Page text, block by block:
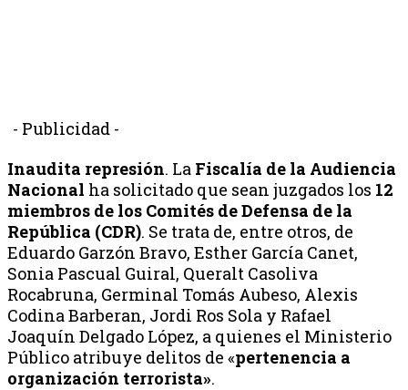
- Publicidad -
Inaudita represión. La Fiscalía de la Audiencia
Nacional ha solicitado que sean juzgados los 12
miembros de los Comités de Defensa de la
República (CDR). Se trata de, entre otros, de
Eduardo Garzón Bravo, Esther García Canet,
Sonia Pascual Guiral, Queralt Casoliva
Rocabruna, Germinal Tomás Aubeso, Alexis
Codina Barberan, Jordi Ros Sola y Rafael
Joaquín Delgado López, a quienes el Ministerio
Público atribuye delitos de «pertenencia a
organización terrorista».